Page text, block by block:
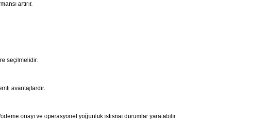
artırır.
seçilmelidir.
avantajlardır.
onayı ve operasyonel yoğunluk istisnai durumlar yaratabilir.